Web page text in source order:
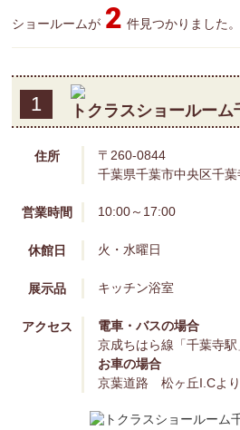
ショールームが 2 件見つかりました。
1 トクラスショールーム
住所
〒260-0844
千葉県千葉市中央区千
営業時間 10:00～17:00
休館日 火・水曜日
展示品 キッチン浴室
アクセス
電車・バスの場合
京成ちはら線「千葉寺
お車の場合
京葉道路 松ヶ丘I.Cよ